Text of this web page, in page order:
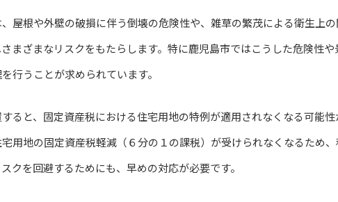
屋根や外壁の破損に伴う倒壊の危険性や、雑草の繁茂による衛生上
まざまなリスクをもたらします。特に鹿児島市ではこうした危険性や
行うことが求められています。
ると、固定資産税における住宅用地の特例が適用されなくなる可能性
用地の固定資産税軽減（６分の１の課税）が受けられなくなるため
クを回避するためにも、早めの対応が必要です。